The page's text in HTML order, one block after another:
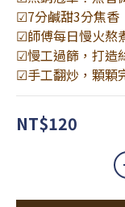
☑7分鹹甜3分焦香
☑師傅每日慢火熬
☑慢工過篩，打造
☑手工翻炒，顆顆
NT$120